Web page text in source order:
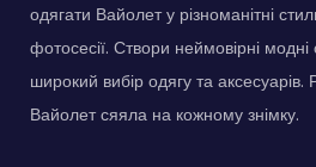
одягати Вайолет у різноманітні
фотосесії. Створи неймовірні
широкий вибір одягу та
Вайолет сяяла на кожному знімку.